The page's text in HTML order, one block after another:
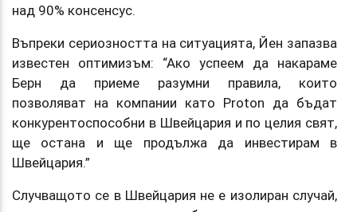
над 90% консенсус.
Въпреки сериозността на ситуацията, Йен запазва
известен оптимизъм: “Ако успеем да накараме
Берн да приеме разумни правила, които
позволяват на компании като Proton да бъдат
конкурентоспособни в Швейцария и по целия свят,
ще остана и ще продължа да инвестирам в
Швейцария.”
Случващото се в Швейцария не е изолиран случай,